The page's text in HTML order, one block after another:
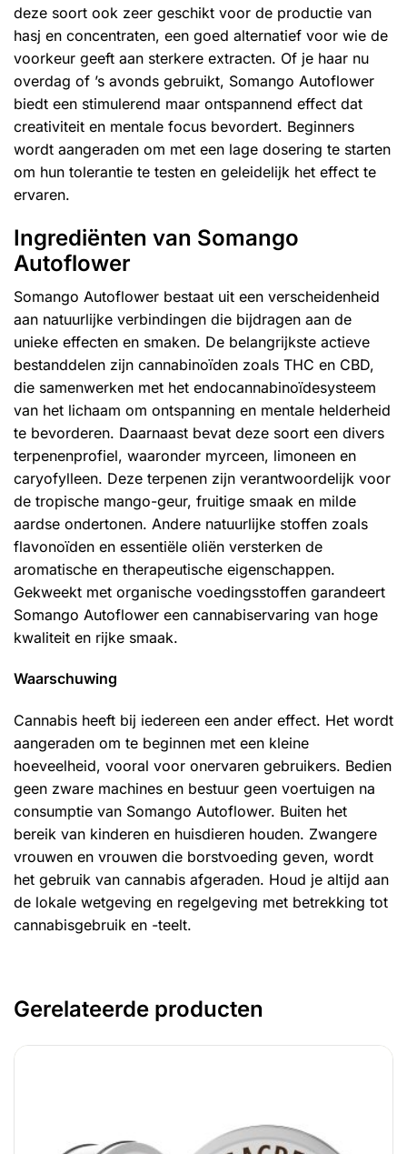
deze soort ook zeer geschikt voor de productie van
hasj en concentraten, een goed alternatief voor wie de
voorkeur geeft aan sterkere extracten. Of je haar nu
overdag of ’s avonds gebruikt, Somango Autoflower
biedt een stimulerend maar ontspannend effect dat
creativiteit en mentale focus bevordert. Beginners
wordt aangeraden om met een lage dosering te starten
om hun tolerantie te testen en geleidelijk het effect te
ervaren.
Ingrediënten van Somango
Autoflower
Somango Autoflower bestaat uit een verscheidenheid
aan natuurlijke verbindingen die bijdragen aan de
unieke effecten en smaken. De belangrijkste actieve
bestanddelen zijn cannabinoïden zoals THC en CBD,
die samenwerken met het endocannabinoïdesysteem
van het lichaam om ontspanning en mentale helderheid
te bevorderen. Daarnaast bevat deze soort een divers
terpenenprofiel, waaronder myrceen, limoneen en
caryofylleen. Deze terpenen zijn verantwoordelijk voor
de tropische mango-geur, fruitige smaak en milde
aardse ondertonen. Andere natuurlijke stoffen zoals
flavonoïden en essentiële oliën versterken de
aromatische en therapeutische eigenschappen.
Gekweekt met organische voedingsstoffen garandeert
Somango Autoflower een cannabiservaring van hoge
kwaliteit en rijke smaak.
Waarschuwing
Cannabis heeft bij iedereen een ander effect. Het wordt
aangeraden om te beginnen met een kleine
hoeveelheid, vooral voor onervaren gebruikers. Bedien
geen zware machines en bestuur geen voertuigen na
consumptie van Somango Autoflower. Buiten het
bereik van kinderen en huisdieren houden. Zwangere
vrouwen en vrouwen die borstvoeding geven, wordt
het gebruik van cannabis afgeraden. Houd je altijd aan
de lokale wetgeving en regelgeving met betrekking tot
cannabisgebruik en -teelt.
Gerelateerde producten